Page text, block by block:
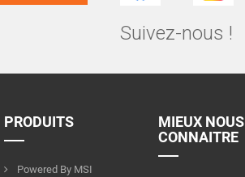
Suivez-nous !
PRODUITS
Powered By MSI
MIEUX NOUS
CONNAITRE